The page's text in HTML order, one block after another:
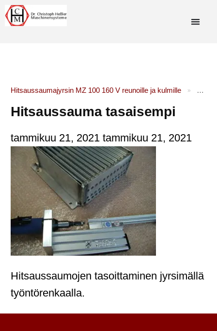
Hitsaussaumajyrsin MZ 100 160 V reunoille ja kulmille »
Hitsaussauma tasaisempi
tammikuu 21, 2021 tammikuu 21, 2021
Hitsaussaumojen tasoittaminen jyrsimällä
työntörenkaalla.